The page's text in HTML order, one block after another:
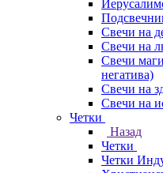
Свечи на
Свечи на
Свечи
негатива)
Свечи на
Свечи на
Четки
Назад
Четки
Четки